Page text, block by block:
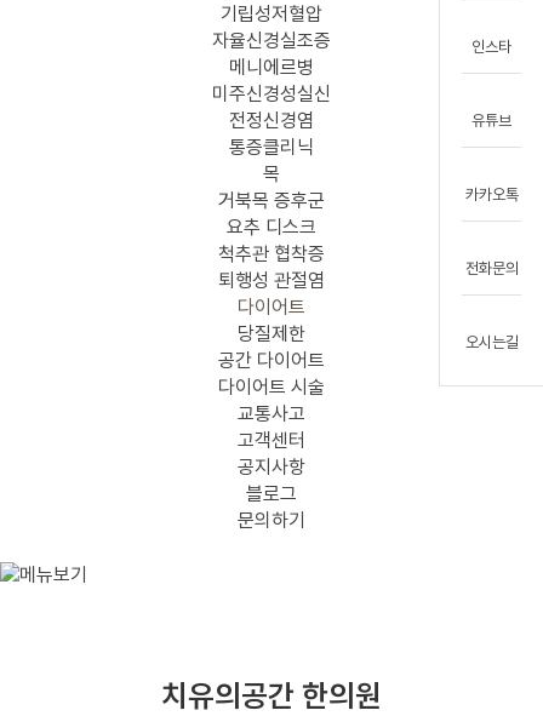
기립성저혈압
자율신경실조증
메니에르병
미주신경성실신
전정신경염
통증클리닉
목
거북목 증후군
요추 디스크
척추관 협착증
퇴행성 관절염
다이어트
당질제한
공간 다이어트
다이어트 시술
교통사고
고객센터
공지사항
블로그
문의하기
치유의공간 한의원
인스타
유튜브
카카오톡
전화문의
오시는길